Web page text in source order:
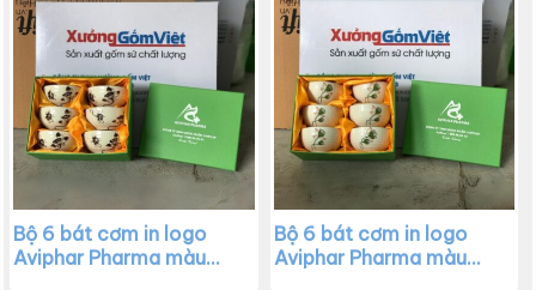
Bộ 6 bát cơm in logo
Aviphar Pharma màu
Bộ 6 bát cơm in logo
Aviphar Pharma màu